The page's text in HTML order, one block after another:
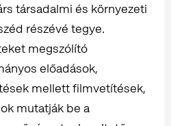
társadalmi és környezeti
részévé tegye.
megszólító
előadások,
mellett filmvetítések,
mutatják be a